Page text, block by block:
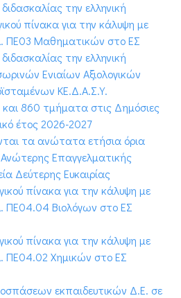
την ελληνική
πίνακα για την κάλυψη με
ΠΕ03 Μαθηματικών στο ΕΣ
την ελληνική
Ενιαίων Αξιολογικών
ΚΕ.Δ.Α.Σ.Υ.
και 860 τμήματα στις Δημόσιες
έτος 2026-2027
τα ανώτατα ετήσια όρια
Επαγγελματικής
Δεύτερης Ευκαιρίας
πίνακα για την κάλυψη με
Βιολόγων στο ΕΣ
πίνακα για την κάλυψη με
ΠΕ04.02 Χημικών στο ΕΣ
εκπαιδευτικών Δ.Ε. σε